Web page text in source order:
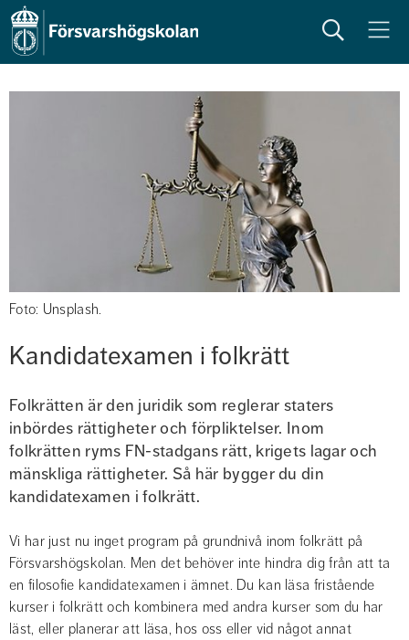
Sök Meny
Foto: Unsplash.
Kandidatexamen i folkrätt
Folkrätten är den juridik som reglerar staters
inbördes rättigheter och förpliktelser. Inom
folkrätten ryms FN-stadgans rätt, krigets lagar och
mänskliga rättigheter. Så här bygger du din
kandidatexamen i folkrätt.
Vi har just nu inget program på grundnivå inom folkrätt på
Försvarshögskolan. Men det behöver inte hindra dig från att ta
en filosofie kandidatexamen i ämnet. Du kan läsa fristående
kurser i folkrätt och kombinera med andra kurser som du har
läst, eller planerar att läsa, hos oss eller vid något annat